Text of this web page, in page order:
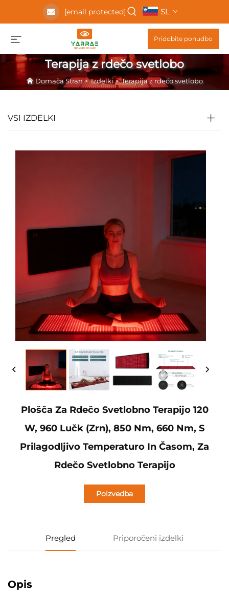
[email protected] SL
Pridobite ponudbo
Terapija z rdečo svetlobo
Domača Stran>Izdelki>Terapija z rdečo svetlobo
VSI IZDELKI
Plošča Za Rdečo Svetlobno Terapijo 120
W, 960 Lučk (zrn), 850 Nm, 660 Nm, S
Prilagodljivo Temperaturo In Časom, Za
Rdečo Svetlobno Terapijo
Poizvedba
Pregled Priporočeni izdelki
Opis